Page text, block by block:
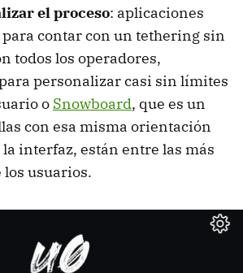
el proceso: aplicaciones
para contar con un tethering sin
todos los operadores,
personalizar casi sin límites
o Snowboard, que es un
con esa misma orientación
interfaz, están entre las más
usuarios.